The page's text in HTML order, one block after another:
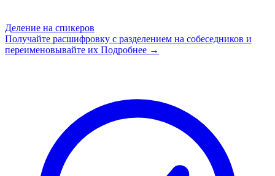
Деление на спикеров
Получайте расшифровку с разделением на собеседников и
переименовывайте их Подробнее →